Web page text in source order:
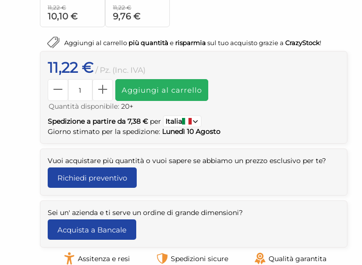
11,22 €
10,10 €
11,22 €
9,76 €
Aggiungi al carrello più quantità e risparmia sul tuo acquisto grazie a CrazyStock!
11,22 € / Pz. (Inc. IVA)
Aggiungi al carrello
Quantità disponibile: 20+
Spedizione a partire da 7,38 € per
Italia
Giorno stimato per la spedizione: Lunedì 10 Agosto
Vuoi acquistare più quantità o vuoi sapere se abbiamo un prezzo esclusivo per te?
Richiedi preventivo
Sei un' azienda e ti serve un ordine di grande dimensioni?
Acquista a Bancale
Assitenza e resi Spedizioni sicure Qualità garantita